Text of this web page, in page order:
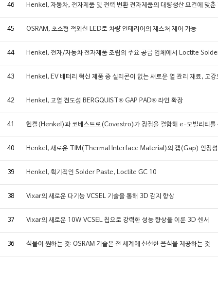
46 Henkel, 자동차, 전자제품 및 전력 변환 전자제품의 대량생산 요건에 맞
45 OSRAM, 초소형 적외선 LED로 차량 인테리어의 제스처 제어 가능
44 Henkel, 전자/자동차 전자제품 조립의 주요 공급 업체에서 Loctite
43 Henkel, EV 배터리 혁신 제품 중 실리콘이 없는 새로운 열 관리 재료, 고
42 Henkel, 고열 전도성 BERGQUIST® GAP PAD® 라인 확장
41 헨켈(Henkel)과 코베스트로(Covestro)가 장점을 결합해 e-모빌리티를
40 Henkel, 새로운 TIM(Thermal Interface Material)의 갭(Gap) 안정성
39 Henkel, 획기적인 Solder Paste, Loctite GC 10
38 Vixar의 새로운 다기능 VCSEL 기술을 통해 3D 감지 향상
37 Vixar의 새로운 10W VCSEL 칩으로 강력한 성능 향상을 이룬 3D 센서
36 식물이 원하는 것: OSRAM 기술은 전 세계에 신선한 음식을 제공하는 것